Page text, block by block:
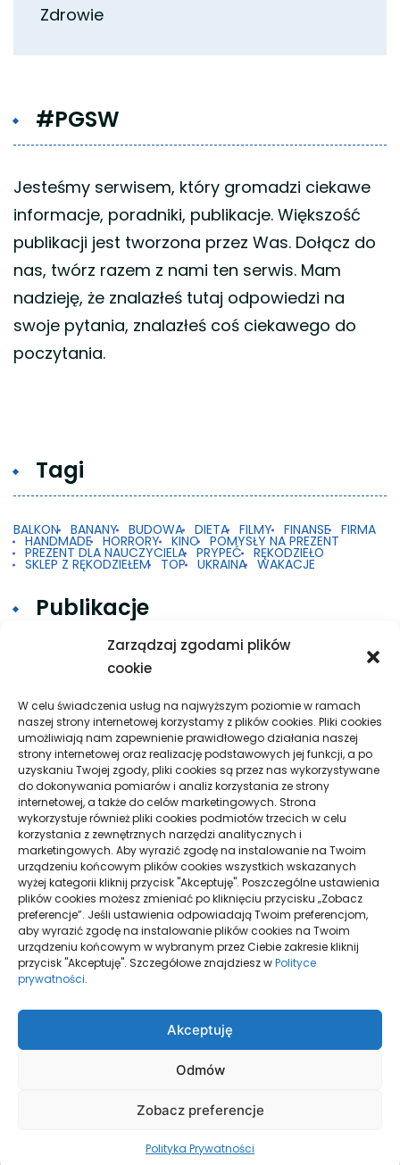
Zarządzaj zgodami plików
cookie
W celu świadczenia usług na najwyższym poziomie w ramach
naszej strony internetowej korzystamy z plików cookies. Pliki cookies
umożliwiają nam zapewnienie prawidłowego działania naszej
strony internetowej oraz realizację podstawowych jej funkcji, a po
uzyskaniu Twojej zgody, pliki cookies są przez nas wykorzystywane
do dokonywania pomiarów i analiz korzystania ze strony
internetowej, a także do celów marketingowych. Strona
wykorzystuje również pliki cookies podmiotów trzecich w celu
korzystania z zewnętrznych narzędzi analitycznych i
marketingowych. Aby wyrazić zgodę na instalowanie na Twoim
urządzeniu końcowym plików cookies wszystkich wskazanych
wyżej kategorii kliknij przycisk "Akceptuję". Poszczególne ustawienia
plików cookies możesz zmieniać po kliknięciu przycisku „Zobacz
preferencje”. Jeśli ustawienia odpowiadają Twoim preferencjom,
aby wyrazić zgodę na instalowanie plików cookies na Twoim
urządzeniu końcowym w wybranym przez Ciebie zakresie kliknij
przycisk "Akceptuję". Szczegółowe znajdziesz wPolityce
prywatności.
Akceptuję
Odmów
Zobacz preferencje
Polityka Prywatności
Zdrowie
#PGSW
Jesteśmy serwisem, który gromadzi ciekawe
informacje, poradniki, publikacje. Większość
publikacji jest tworzona przez Was. Dołącz do
nas, twórz razem z nami ten serwis. Mam
nadzieję, że znalazłeś tutaj odpowiedzi na
swoje pytania, znalazłeś coś ciekawego do
poczytania.
Tagi
BALKON BANANY BUDOWA DIETA FILMY FINANSE FIRMA
HANDMADE HORRORY KINO POMYSŁY NA PREZENT
PREZENT DLA NAUCZYCIELA PRYPEĆ RĘKODZIEŁO
SKLEP Z RĘKODZIEŁEM TOP UKRAINA WAKACJE
Publikacje
Gdy 2FA w Google na Androidzie nie działa
Taxi w praktyce: krótkie trasy, dalsze przejazdy
i spokojna organizacja podróży
Pielęgnacja podłogi po remoncie: jak wydłużyć
dobry efekt
Taxi Nowy Sącz–Znamirowice: plaża i przystań
Strony
Polityka Prywatności
Strona główna